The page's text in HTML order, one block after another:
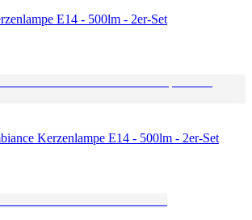
E14 - 500lm - 2er-Set
Kerzenlampe E14 - 500lm - 2er-Set